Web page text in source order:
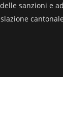
sanzioni e
cantonale